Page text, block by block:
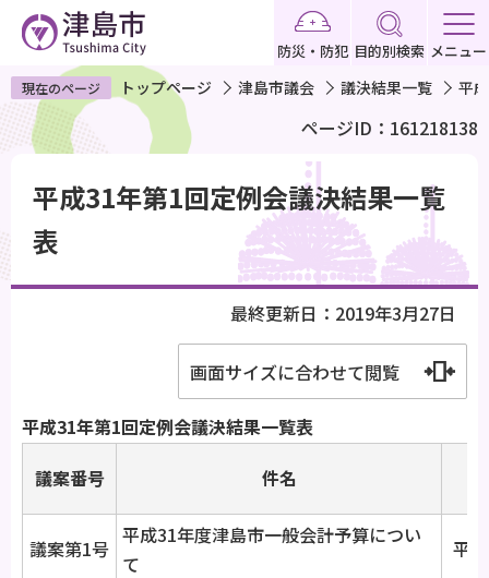
ペ
ー
で
す
防災・防犯 目的別検索 メニュー
現在のページ トップページ 津島市議会 議決結果一覧 平
ページID：161218138
か
平成31年第1回定例会議決結果一覧
表
最終更新日：2019年3月27日
画面サイズに合わせて閲覧
平成31年第1回定例会議決結果一覧表
議案番号
件名
議案第1号
平成31年度津島市一般会計予算につい
て
平